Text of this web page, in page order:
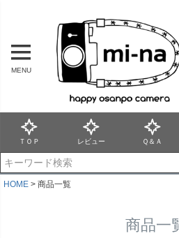
MENU
ＴＯＰ レビュー Ｑ＆Ａ
HOME 商品一覧
商品一
バンドル販売
予約商品
予約商品のみを表示
並び順
登録順
価格が安い順
価格が高い順
キーワードヒット順